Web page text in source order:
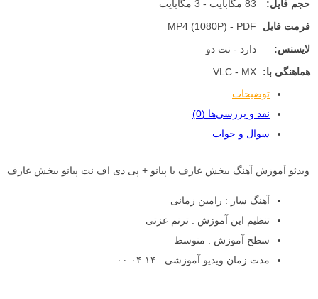
حجم فایل:
83 مگابایت - 3 مگابایت
فرمت فایل
MP4 (1080P) - PDF
لایسنس:
دارد - نت دو
هماهنگی با:
VLC - MX
توضیحات
نقد و بررسی‌ها (0)
سوال و جواب
ویدئو آموزش آهنگ ببخش عارف با پیانو + پی دی اف نت پیانو ببخش عارف
آهنگ ساز : رامین زمانی
تنظیم این آموزش : ترنم عزتی
سطح آموزش : متوسط
مدت زمان ویدیو آموزشی : ۰۰:۰۴:۱۴